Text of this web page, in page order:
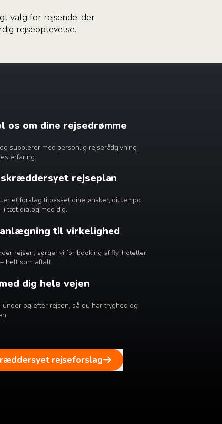
valg for rejsende, der
rejseoplevelse.
os om dine rejsedrømme
supplerer med personlig rejserådgivning
erfaring.
skræddersyet rejseplan
et forslag tilpasset dine ønsker, dit tempo
i tæt dialog med dig.
til virkelighed
rejsen, sørger vi for booking af fly, hoteller
helt som aftalt.
dig hele vejen
under og efter rejsen, så du har tryghed og
rejseforslag